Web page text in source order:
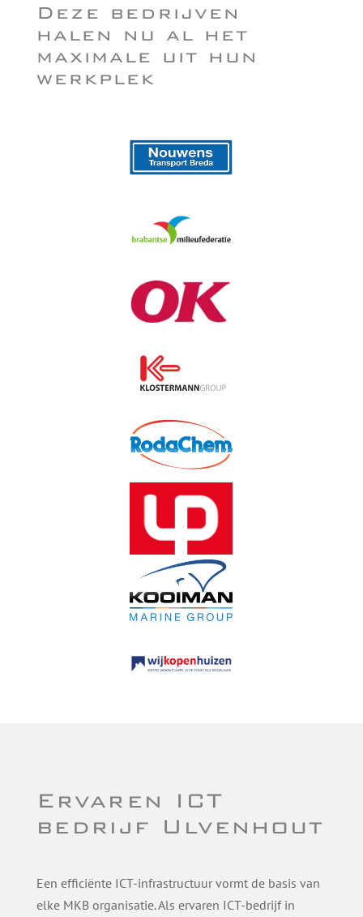
Deze bedrijven
halen nu al het
maximale uit hun
werkplek
Ervaren ICT
bedrijf Ulvenhout
Een efficiënte ICT-infrastructuur vormt de basis van
elke MKB organisatie. Als ervaren ICT-bedrijf in